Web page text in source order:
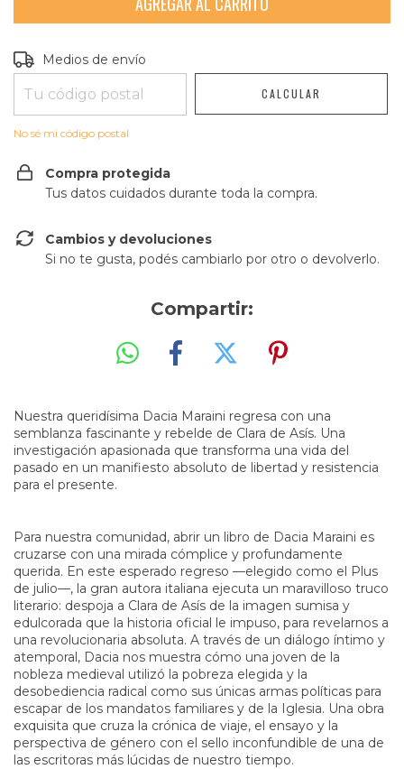
Entregas para el CP:
Medios de envío
CALCULAR
No sé mi código postal
Compra protegida
Tus datos cuidados durante toda la compra.
Cambios y devoluciones
Si no te gusta, podés cambiarlo por otro o devolverlo.
Compartir:
Nuestra queridísima Dacia Maraini regresa con una
semblanza fascinante y rebelde de Clara de Asís. Una
investigación apasionada que transforma una vida del
pasado en un manifiesto absoluto de libertad y resistencia
para el presente.
Para nuestra comunidad, abrir un libro de Dacia Maraini es
cruzarse con una mirada cómplice y profundamente
querida. En este esperado regreso —elegido como el Plus
de julio—, la gran autora italiana ejecuta un maravilloso truco
literario: despoja a Clara de Asís de la imagen sumisa y
edulcorada que la historia oficial le impuso, para revelarnos a
una revolucionaria absoluta. A través de un diálogo íntimo y
atemporal, Dacia nos muestra cómo una joven de la
nobleza medieval utilizó la pobreza elegida y la
desobediencia radical como sus únicas armas políticas para
escapar de los mandatos familiares y de la Iglesia. Una obra
exquisita que cruza la crónica de viaje, el ensayo y la
perspectiva de género con el sello inconfundible de una de
las escritoras más lúcidas de nuestro tiempo.